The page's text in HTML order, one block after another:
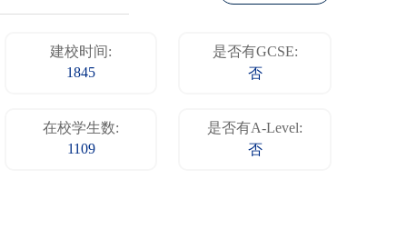
建校时间:
1845
是否有GCSE:
否
在校学生数:
1109
是否有A-Level:
否